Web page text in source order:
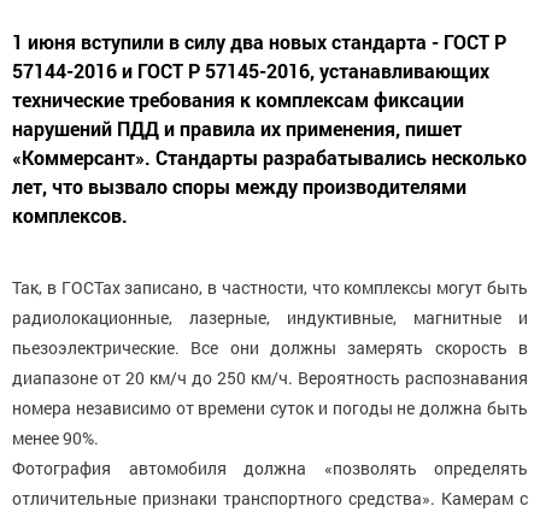
1 июня вступили в силу два новых стандарта - ГОСТ Р
57144-2016 и ГОСТ Р 57145-2016, устанавливающих
технические требования к комплексам фиксации
нарушений ПДД и правила их применения, пишет
«Коммерсант». Стандарты разрабатывались несколько
лет, что вызвало споры между производителями
комплексов.
Так, в ГОСТах записано, в частности, что комплексы могут быть
радиолокационные, лазерные, индуктивные, магнитные и
пьезоэлектрические. Все они должны замерять скорость в
диапазоне от 20 км/ч до 250 км/ч. Вероятность распознавания
номера независимо от времени суток и погоды не должна быть
менее 90%.
Фотография автомобиля должна «позволять определять
отличительные признаки транспортного средства». Камерам с